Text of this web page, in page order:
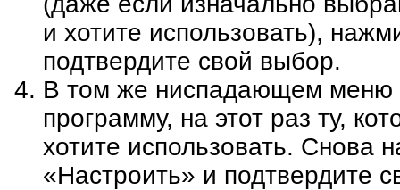
и хотите использовать),
подтвердите свой выбор.
В том же ниспадающем меню
программу, на этот раз ту,
хотите использовать. Снова
«Настроить» и подтвердите